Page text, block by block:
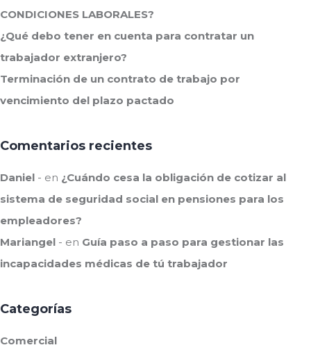
CONDICIONES LABORALES?
¿Qué debo tener en cuenta para contratar un
trabajador extranjero?
Terminación de un contrato de trabajo por
vencimiento del plazo pactado
Comentarios recientes
Daniel en ¿Cuándo cesa la obligación de cotizar al
sistema de seguridad social en pensiones para los
empleadores?
Mariangel
en Guía paso a paso para gestionar las
incapacidades médicas de tú trabajador
Categorías
Comercial